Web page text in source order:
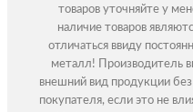
товаров уточняйте у
наличие товаров
отличаться ввиду
металл! Производитель
внешний вид продукции
покупателя, если это не